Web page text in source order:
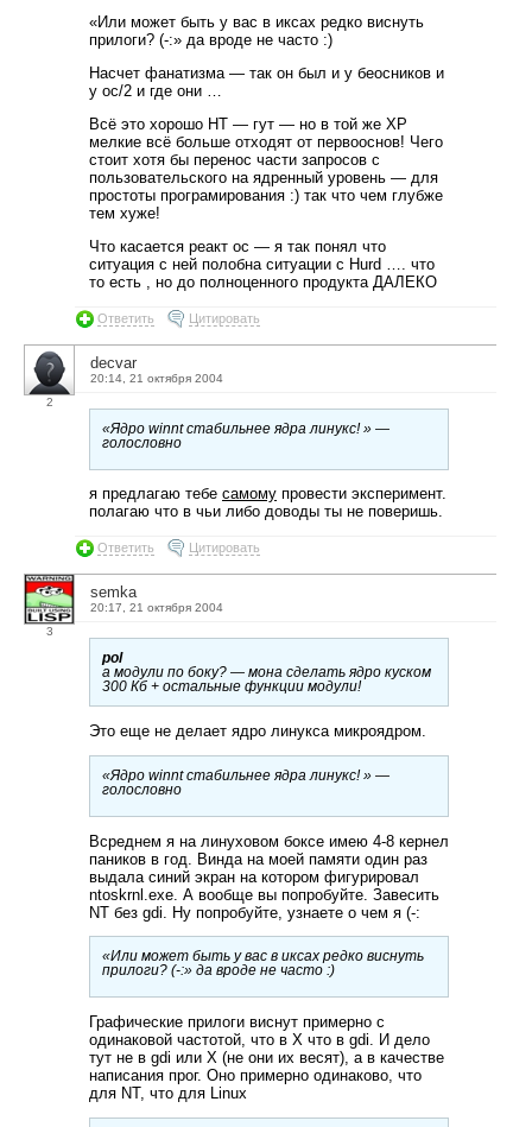
«Или может быть у вас в иксах редко виснуть
прилоги? (-:» да вроде не часто :)
Насчет фанатизма — так он был и у беосников и
у ос/2 и где они …
Всё это хорошо НТ — гут — но в той же ХР
мелкие всё больше отходят от первооснов! Чего
стоит хотя бы перенос части запросов с
пользовательского на ядренный уровень — для
простоты програмирования :) так что чем глубже
тем хуже!
Что касается реакт ос — я так понял что
ситуация с ней полобна ситуации с Hurd …. что
то есть , но до полноценного продукта ДАЛЕКО
Ответить Цитировать
2
decvar
20:14, 21 октября 2004
«Ядро winnt стабильнее ядра линукс! » —
голословно
я предлагаю тебе самому провести эксперимент.
полагаю что в чьи либо доводы ты не поверишь.
Ответить Цитировать
3
semka
20:17, 21 октября 2004
pol
а модули по боку? — мона сделать ядро куском
300 Кб + остальные функции модули!
Это еще не делает ядро линукса микроядром.
«Ядро winnt стабильнее ядра линукс! » —
голословно
Всреднем я на линуховом боксе имею 4-8 кернел
паников в год. Винда на моей памяти один раз
выдала синий экран на котором фигурировал
ntoskrnl.exe. А вообще вы попробуйте. Завесить
NT без gdi. Ну попробуйте, узнаете о чем я (-:
«Или может быть у вас в иксах редко виснуть
прилоги? (-:» да вроде не часто :)
Графические прилоги виснут примерно с
одинаковой частотой, что в X что в gdi. И дело
тут не в gdi или X (не они их весят), а в качестве
написания прог. Оно примерно одинаково, что
для NT, что для Linux